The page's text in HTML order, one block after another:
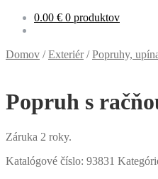
0.00 € 0 produktov
Domov /Exteriér/Popruhy,
Popruh s
Záruka 2 roky.
Katalógové číslo: 93831